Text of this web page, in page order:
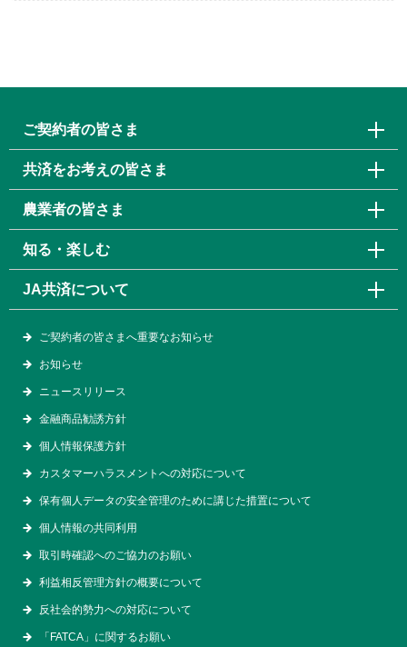
ご契約者の皆さま
共済をお考えの皆さま
農業者の皆さま
知る・楽しむ
JA共済について
ご契約者の皆さまへ重要なお知らせ
お知らせ
ニュースリリース
金融商品勧誘方針
個人情報保護方針
カスタマーハラスメントへの対応について
保有個人データの安全管理のために講じた措置について
個人情報の共同利用
取引時確認へのご協力のお願い
利益相反管理方針の概要について
反社会的勢力への対応について
「FATCA」に関するお願い